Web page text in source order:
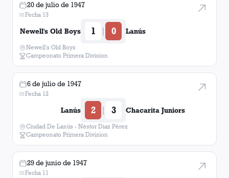
20 de julio de 1947
Fecha 13
Newell's Old Boys 1 | 0 Lanús
Newell's Old Boys
Campeonato Primera Division
6 de julio de 1947
Fecha 12
Lanús 2 | 3 Chacarita Juniors
Ciudad De Lanús - Néstor Diaz Pérez
Campeonato Primera Division
29 de junio de 1947
Fecha 11